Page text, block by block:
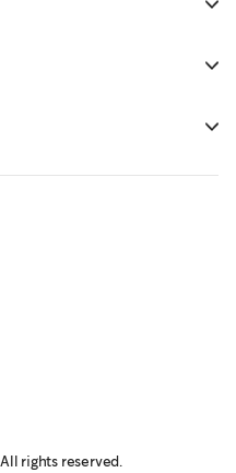
rights reserved.